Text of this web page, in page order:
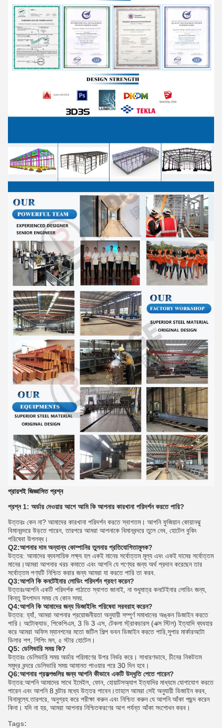
প্রায়শই জিজ্ঞাসিত প্রশ্ন
প্রশ্ন 1: অর্ডার দেওয়ার আগে আমি কি আপনার কারখানা পরিদর্শন করতে পারি?
উত্তরঃ কেন না? আমাদের কারখানা পরিদর্শন করতে স্বাগতম। আপনি ফুজিয়ান কোয়ানঝু
বিমানবন্দরে উড়তে পারেন, তারপরে আমরা আপনাকে বিমানবন্দরে তুলে নেব, হোটেল বুকিং
পরিষেবা উপলব্ধ।
Q2:আপনার দাম অন্যান্য কোম্পানির তুলনায় প্রতিযোগিতামূলক?
উত্তর: আমাদের ব্যবসায়িক লক্ষ্য হল একই মানের সর্বোত্তম মূল্য এবং একই দামের সর্বোত্তম
মানের।আমরা আপনার খরচ কমাতে এবং আপনি যে পণ্যের জন্য অর্থ প্রদান করেছেন তার
সর্বোত্তম পণ্যটি নিশ্চিত করার জন্য আমরা যা করতে পারি তা করব.
Q3:আপনি কি কনটেইনার লোডিং পরিদর্শন গ্রহণ করেন?
উত্তরঃআপনি একটি পরিদর্শক পাঠাতে স্বাগত জানাই, না শুধুমাত্র কনটেইনার লোডিং জন্য,
কিন্তু উৎপাদন সময় যে কোন সময়.
Q4:আপনি কি আমাদের জন্য ডিজাইনিং পরিষেবা সরবরাহ করেন?
উত্তর: হ্যাঁ, আমরা আপনার প্রয়োজনীয়তা অনুযায়ী সম্পূর্ণ সমাধানের অঙ্কন ডিজাইন করতে
পারি। অটোক্যাড, পিকেপিএম, 3 ডি 3 এস, টেকলা স্ট্রাকচারস (এক্স স্টিল) ইত্যাদি ব্যবহার
করে আমরা অফিস ম্যানশনের মতো জটিল শিল্প ভবন ডিজাইন করতে পারি,সুপার মার্কারঅটো
ডিলার শপ, শিপিং মল, ৫ স্টার হোটেল।
Q5: ডেলিভারি সময় কি?
উত্তরঃ ডেলিভারি সময় অর্ডার পরিমাণের উপর নির্ভর করে। সাধারণভাবে, চীনের নিকটতম
সমুদ্র বন্দরে ডেলিভারি সময় আমানত পাওয়ার পরে 30 দিন হবে।
Q6:আপনার প্রকল্পগুলির জন্য আপনি কীভাবে একটি উদ্ধৃতি পেতে পারেন?
উত্তর:আপনি আমাদের সাথে ইমেইল, ফোন, হোয়াটসঅ্যাপ ইত্যাদির মাধ্যমে যোগাযোগ করতে
পারেন এবং আপনি 8 ঘন্টার মধ্যে উত্তর পাবেন।তাহলে আমরা সেই অনুযায়ী ডিজাইন করব,
বিনামূল্যে.তারপরে, অনুগ্রহ করে পরীক্ষা করুন এবং নিশ্চিত করুন যে আপনি আঁকা পছন্দ করেন
কিনা। যদি না হয়, আমরা আপনার নিশ্চিতকরণের আগ পর্যন্ত আঁকা সংশোধন করব।
Tags: